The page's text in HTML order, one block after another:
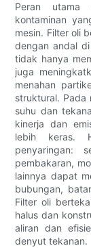
Peran utama
kontaminan
mesin. Filter oli
dengan andal
tidak hanya
juga
menahan
struktural. Pada
suhu dan
kinerja dan
lebih keras.
penyaringan:
pembakaran,
lainnya dapat
bubungan,
Filter oli
halus dan
aliran dan
denyut tekanan.